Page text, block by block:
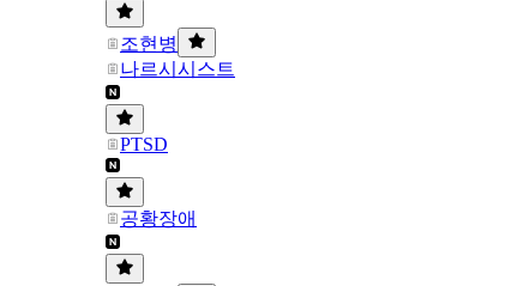
조현병
나르시시스트
PTSD
공황장애